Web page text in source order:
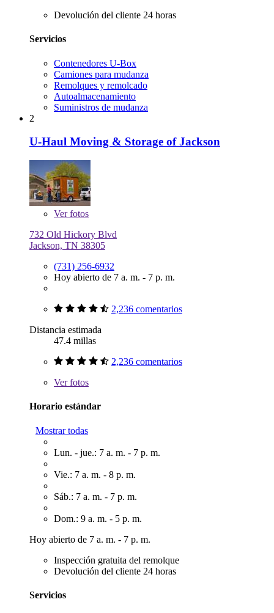
Devolución del cliente 24 horas
Servicios
Contenedores U-Box
Camiones para mudanza
Remolques y remolcado
Autoalmacenamiento
Suministros de mudanza
2
U-Haul Moving & Storage of Jackson
Verfotos
732 Old Hickory Blvd
Jackson, TN 38305
(731) 256-6932
Hoy abierto de 7 a. m. - 7 p. m.
2,236 comentarios
Distancia estimada
47.4 millas
2,236 comentarios
Verfotos
Horario estándar
Mostrar todas
Lun. - jue.: 7 a. m. - 7 p. m.
Vie.: 7 a. m. - 8 p. m.
Sáb.: 7 a. m. - 7 p. m.
Dom.: 9 a. m. - 5 p. m.
Hoy abierto de 7 a. m. - 7 p. m.
Inspección gratuita del remolque
Devolución del cliente 24 horas
Servicios